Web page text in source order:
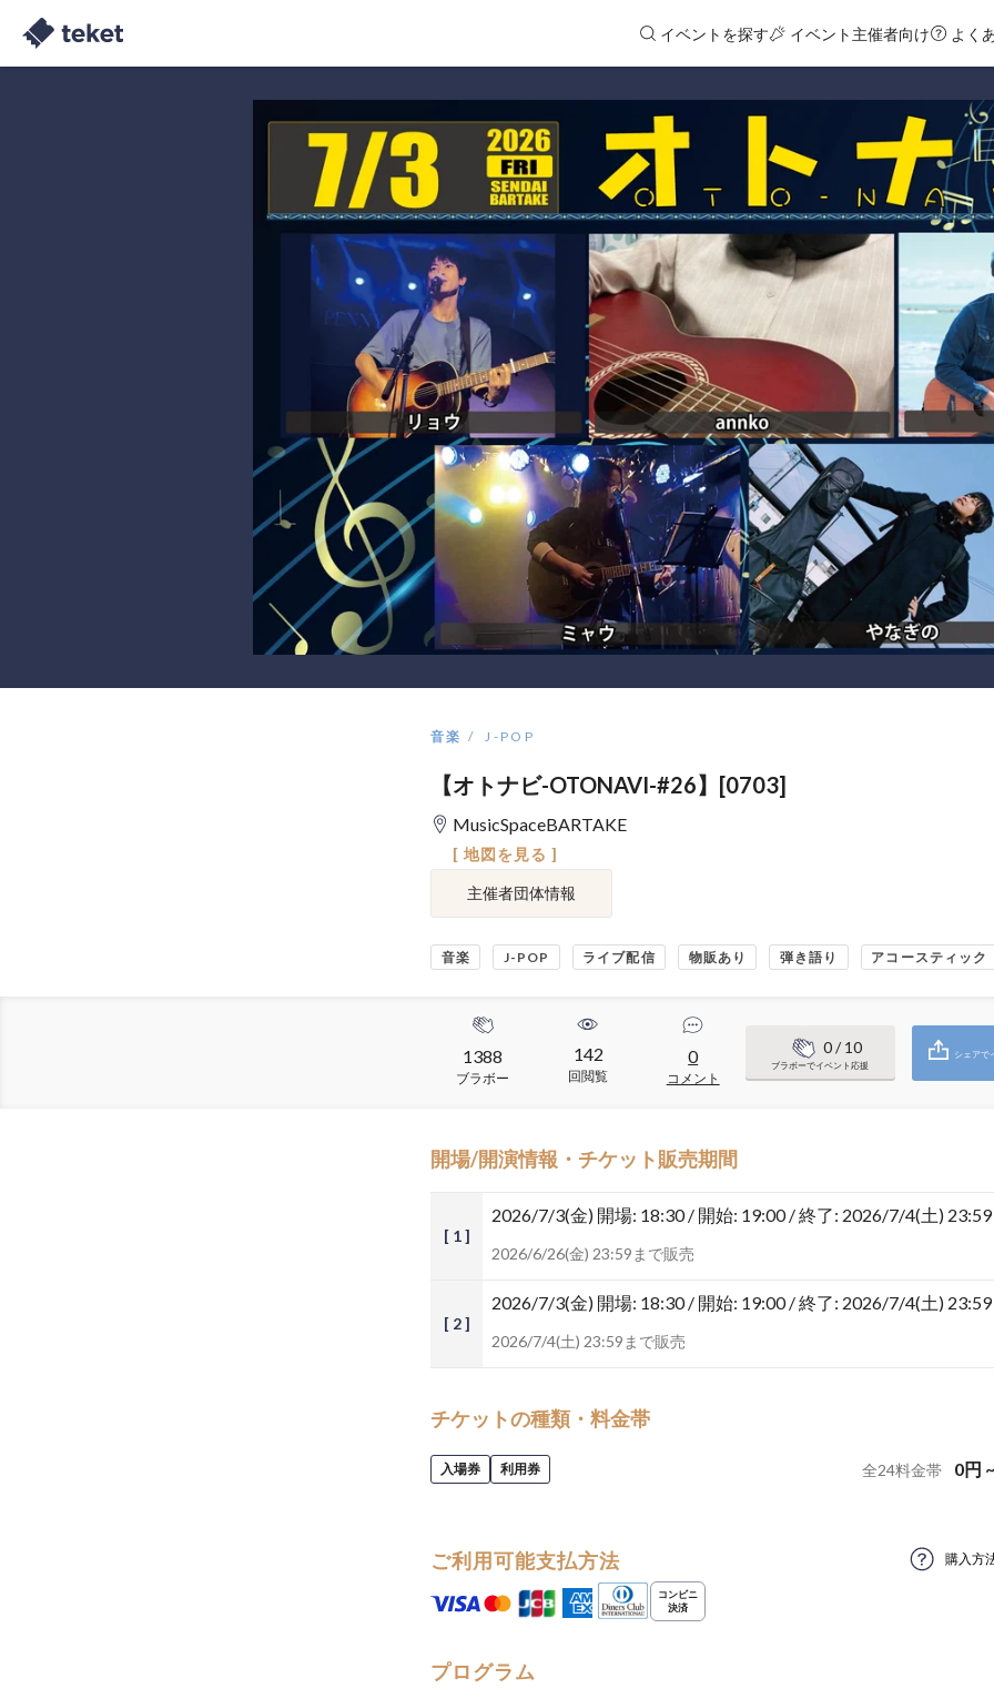
イベントを探す イベント主催者向け よく
音楽 J-POP
【オトナビ-OTONAVI-#26】[0703]
MusicSpaceBARTAKE
[ 地図を見る ]
主催者団体情報
音楽 J-POP ライブ配信 物販あり 弾き語り アコースティック
1388
ブラボー
142
回閲覧
0
コメント
0/ 10
ブラボーでイベント応援
シェアで
開場/開演情報・チケット販売期間
[ 1 ]
2026/7/3(金) 開場: 18:30 / 開始: 19:00 / 終了: 2026/7/4(土) 23:59
2026/6/26(金) 23:59まで販売
[ 2 ]
2026/7/3(金) 開場: 18:30 / 開始: 19:00 / 終了: 2026/7/4(土) 23:59
2026/7/4(土) 23:59まで販売
チケットの種類・料金帯
入場券 利用券 全24料金帯 0円
ご利用可能支払方法 購入方
プログラム